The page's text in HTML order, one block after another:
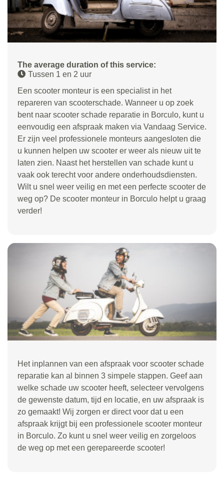
The average duration of this service:
Tussen 1 en 2 uur
Een scooter monteur is een specialist in het
repareren van scooterschade. Wanneer u op zoek
bent naar scooter schade reparatie in Borculo, kunt u
eenvoudig een afspraak maken via Vandaag Service.
Er zijn veel professionele monteurs aangesloten die
u kunnen helpen uw scooter er weer als nieuw uit te
laten zien. Naast het herstellen van schade kunt u
vaak ook terecht voor andere onderhoudsdiensten.
Wilt u snel weer veilig en met een perfecte scooter de
weg op? De scooter monteur in Borculo helpt u graag
verder!
Het inplannen van een afspraak voor scooter schade
reparatie kan al binnen 3 simpele stappen. Geef aan
welke schade uw scooter heeft, selecteer vervolgens
de gewenste datum, tijd en locatie, en uw afspraak is
zo gemaakt! Wij zorgen er direct voor dat u een
afspraak krijgt bij een professionele scooter monteur
in Borculo. Zo kunt u snel weer veilig en zorgeloos
de weg op met een gerepareerde scooter!